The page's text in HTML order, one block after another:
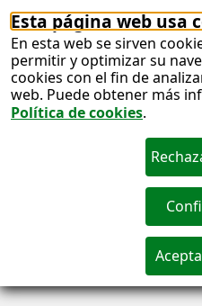
Esta página web usa
En esta web se sirven
permitir y optimizar su
cookies con el fin de
web. Puede obtener más
Política de cookies.